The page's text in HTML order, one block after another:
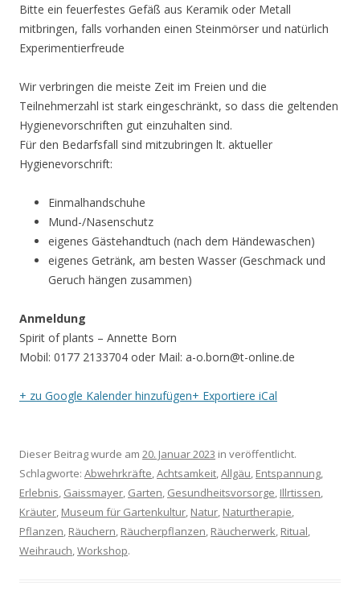
Bitte ein feuerfestes Gefäß aus Keramik oder Metall
mitbringen, falls vorhanden einen Steinmörser und natürlich
Experimentierfreude
Wir verbringen die meiste Zeit im Freien und die
Teilnehmerzahl ist stark eingeschränkt, so dass die geltenden
Hygienevorschriften gut einzuhalten sind.
Für den Bedarfsfall sind mitzubringen lt. aktueller
Hygienevorschrift:
Einmalhandschuhe
Mund-/Nasenschutz
eigenes Gästehandtuch (nach dem Händewaschen)
eigenes Getränk, am besten Wasser (Geschmack und
Geruch hängen zusammen)
Anmeldung
Spirit of plants – Annette Born
Mobil: 0177 2133704 oder Mail: a-o.born@t-online.de
+ zu Google Kalender hinzufügen+ Exportiere iCal
Dieser Beitrag wurde am 20. Januar 2023 in veröffentlicht.
Schlagworte: Abwehrkräfte,Achtsamkeit,Allgäu, Entspannung,
Erlebnis, Gaissmayer, Garten, Gesundheitsvorsorge, Illrtissen,
Kräuter, Museum für Gartenkultur, Natur, Naturtherapie,
Pflanzen, Räuchern, Räucherpflanzen, Räucherwerk, Ritual,
Weihrauch,Workshop.